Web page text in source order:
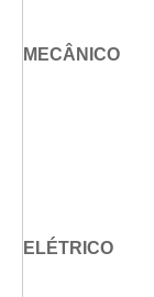
MECÂNICO
ELÉTRICO